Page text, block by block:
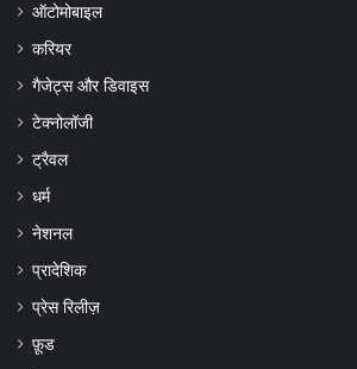
ऑटोमोबाइल
करियर
गैजेट्स और डिवाइस
टेक्नोलॉजी
ट्रैवल
धर्म
नेशनल
प्रादेशिक
प्रेस रिलीज़
फ़ूड